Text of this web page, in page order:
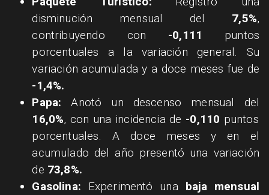
disminución mensual del
7,5%,
contribuyendo con -0,111
puntos
porcentuales a la variación general. Su
variación acumulada y a doce meses fue de
-1,4%.
Papa: Anotó un descenso mensual del
16,0%, con una incidencia de -0,110 puntos
porcentuales. A doce meses y en el
acumulado del año presentó una variación
de 73,8%.
Gasolina: Experimentó una baja mensual